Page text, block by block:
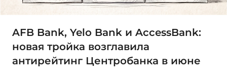
AFB Bank, Yelo Bank и AccessBank:
новая тройка возглавила
антирейтинг Центробанка в июне